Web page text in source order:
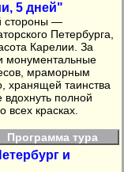
5 дней"
стороны —
Петербурга,
Карелии. За
монументальные
мраморным
хранящей таинства
вдохнуть полной
всех красках.
Программа тура
и